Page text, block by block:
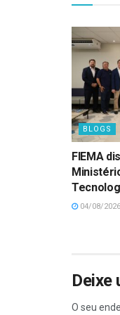
BLOGS
FIEMA
04/08/2026
Deixe
O seu